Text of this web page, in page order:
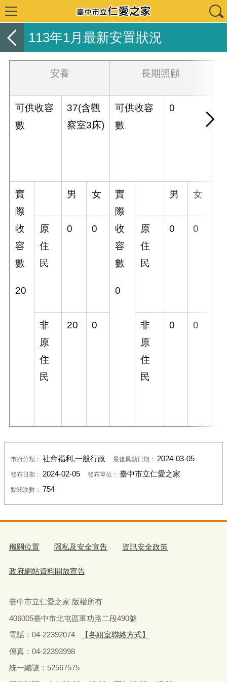
113年1月最新安置狀況
安養 長期照顧
可供收容
數
37(含觀
察室3床)
可供收容
數
0
實
際
收
容
數
20
男 女
實
際
收
容
數
0
男 女
原
住
民
0 0
原
住
民
0 0
非
原
住
民
20 0
非
原
住
民
0 0
市府分類： 社會福利,一般行政 最後異動日期： 2024-03-05
發布日期： 2024-02-05 發布單位： 臺中市立仁愛之家
點閱次數： 754
機關位置 隱私及安全宣告 資訊安全政策
政府網站資料開放宣告
臺中市立仁愛之家 版權所有
406005臺中市北屯區軍功路二段490號
電話：04-22392074
【各組室聯絡方式】
傳真：04-22393998
統一編號：52567575